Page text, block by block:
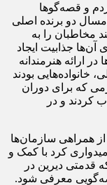
و قصه‌گوها
دو برنده اصلی
مخاطبان را به
آن‌ها جذابیت ایجاد
ارائه هنرمندانه
خانواده‌هایی بودند
که برای دوران
کردند و در
همراهی سازمان‌ها
کرد با کمک و
قدمتی دیرین در
معرفی شود.